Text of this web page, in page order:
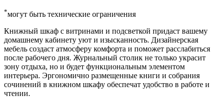
*могут быть технические ограничения
Книжный шкаф с витринами и подсветкой придаст вашему
домашнему кабинету уют и изысканность. Дизайнерская
мебель создаст атмосферу комфорта и поможет расслабиться
после рабочего дня. Журнальный столик не только украсит
зону отдыха, но и будет функциональным элементом
интерьера. Эргономично размещенные книги и собрания
сочинений в книжном шкафу обеспечат удобство в работе и
чтении.